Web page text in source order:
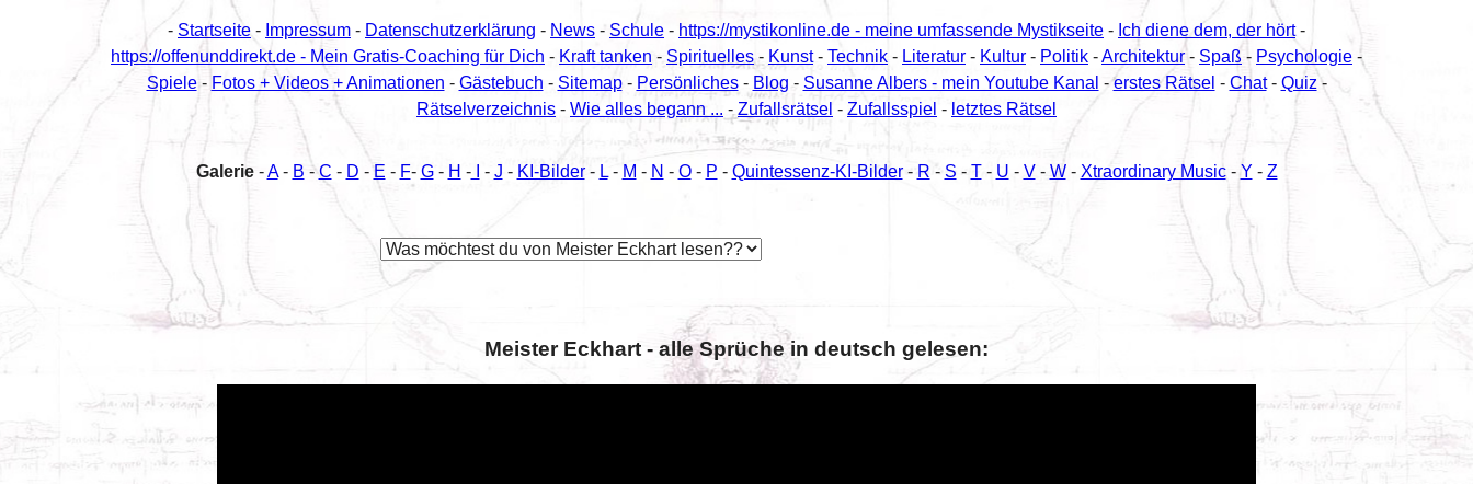
- Startseite - Impressum - Datenschutzerklärung - News - Schule - https://mystikonline.de - meine umfassende Mystikseite - Ich diene dem, der hört-
https://offenunddirekt.de - Mein Gratis-Coaching für Dich - Kraft tanken - Spirituelles - Kunst- Technik - Literatur - Kultur - Politik -Architektur- Spaß - Psychologie -
Spiele- Fotos + Videos + Animationen - Gästebuch - Sitemap- Persönliches- Blog - Susanne Albers - mein Youtube Kanal -erstes Rätsel - Chat- Quiz -
Rätselverzeichnis - Wie alles begann ... - Zufallsrätsel - Zufallsspiel - letztes Rätsel
Galerie-A- B -C - D -E - F- G- H -I - J - KI-Bilder- L- M - N - O- P - Quintessenz-KI-Bilder- R - S - T- U - V- W- Xtraordinary Music-Y - Z
Meister Eckhart - alle Sprüche in deutsch gelesen: